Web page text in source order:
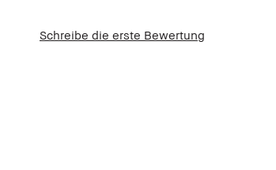
Schreibe die erste Bewertung